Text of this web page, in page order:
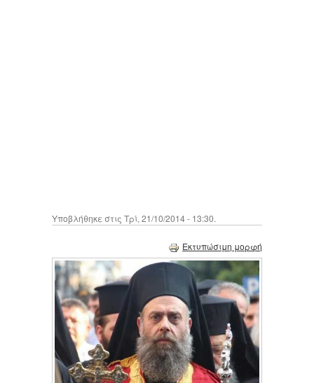
Υποβλήθηκε στις Τρί, 21/10/2014 - 13:30.
Εκτυπώσιμη μορφή